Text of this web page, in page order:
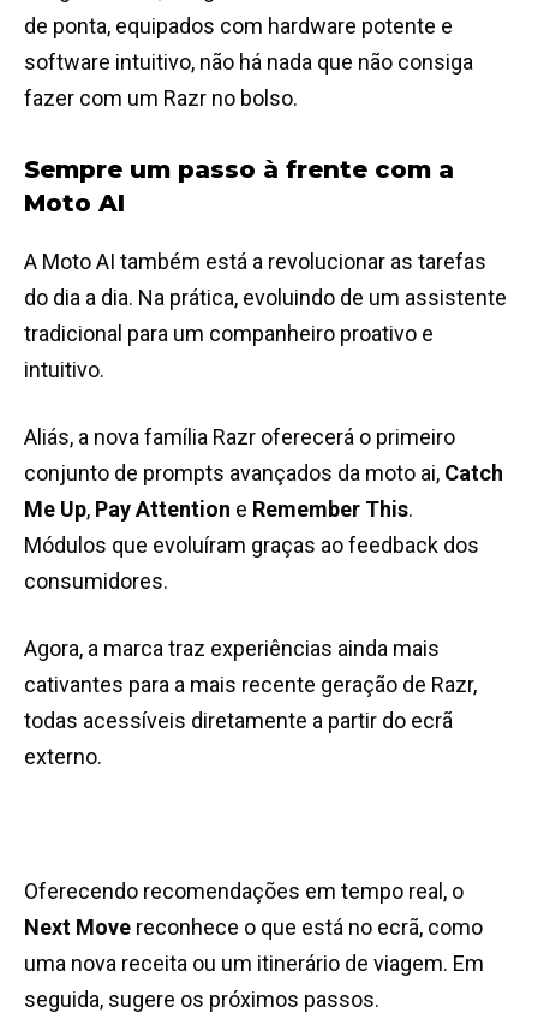
de ponta, equipados com hardware potente e
software intuitivo, não há nada que não consiga
fazer com um Razr no bolso.
Sempre um passo à frente com a
Moto AI
A Moto AI também está a revolucionar as tarefas
do dia a dia. Na prática, evoluindo de um assistente
tradicional para um companheiro proativo e
intuitivo.
Aliás, a nova família Razr oferecerá o primeiro
conjunto de prompts avançados da moto ai, Catch
Me Up, Pay Attention e Remember This.
Módulos que evoluíram graças ao feedback dos
consumidores.
Agora, a marca traz experiências ainda mais
cativantes para a mais recente geração de Razr,
todas acessíveis diretamente a partir do ecrã
externo.
Oferecendo recomendações em tempo real, o
Next Move reconhece o que está no ecrã, como
uma nova receita ou um itinerário de viagem. Em
seguida, sugere os próximos passos.